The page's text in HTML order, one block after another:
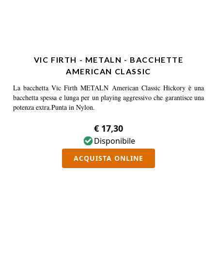
VIC FIRTH - METALN - BACCHETTE
AMERICAN CLASSIC
La bacchetta Vic Firth METALN American Classic Hickory è una
bacchetta spessa e lunga per un playing aggressivo che garantisce una
potenza extra.Punta in Nylon.
€ 17,30
Disponibile
ACQUISTA ONLINE